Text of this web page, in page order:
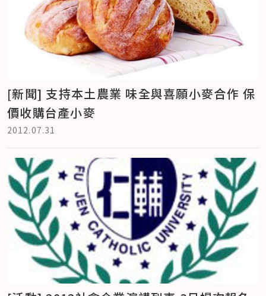
[新聞] 支持本土農業 味全與喜願小麥合作 保
價收購台產小麥
2012.07.31